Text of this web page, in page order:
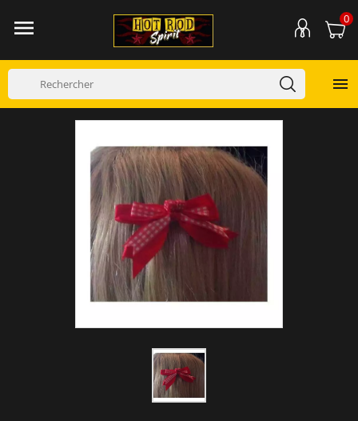
 0
